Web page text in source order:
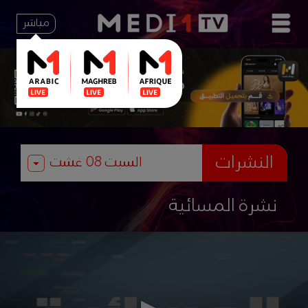
مباشر
النشرات
نشرة المسائية